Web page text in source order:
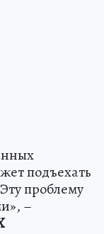
подъехать
проблему
–